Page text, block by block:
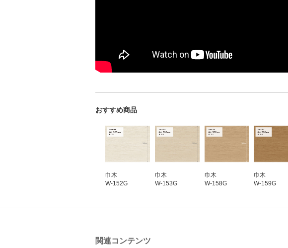
おすすめ商品
巾木
W-152G
巾木
W-153G
巾木
W-158G
巾木
W-159G
関連コンテンツ